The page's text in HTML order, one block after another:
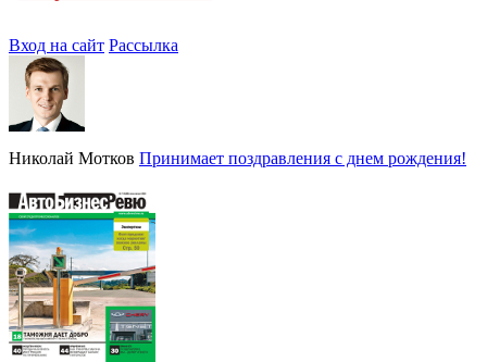
Вход на сайт Рассылка
Николай Мотков Принимает поздравления с днем рождения!